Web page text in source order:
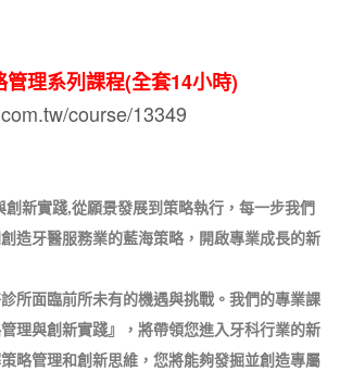
管理系列課程(全套14小時)
course/13349
新實踐,從願景發展到策略執行，每一步我們
造牙醫服務業的藍海策略，開啟專業成長的新
所面臨前所未有的機遇與挑戰。我們的專業課
理與創新實踐』，將帶領您進入牙科行業的新
略管理和創新思維，您將能夠發掘並創造專屬